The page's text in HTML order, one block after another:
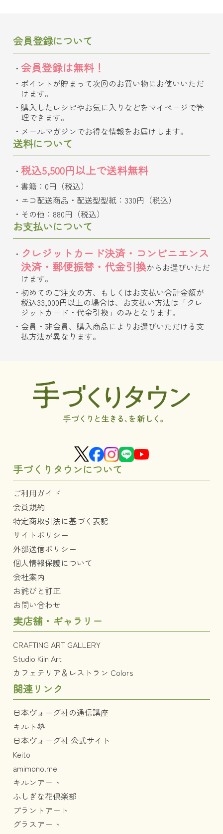
会員登録について
会員登録は無料！
ポイントが貯まって次回のお買い物にお使いいただ
けます。
購入したレシピやお気に入りなどをマイページで管
理できます。
メールマガジンでお得な情報をお届けします。
送料について
税込5,500円以上で送料無料
書籍：0円（税込）
エコ配送商品・配送型型紙：330円（税込）
その他：880円（税込）
お支払いについて
クレジットカード決済・コンビニエンス
決済・郵便振替・代金引換からお選びいただ
けます。
初めてのご注文の方、もしくはお支払い合計金額が
税込33,000円以上の場合は、お支払い方法は「クレ
ジットカード・代金引換」のみとなります。
会員・非会員、購入商品によりお選びいただける支
払方法が異なります。
手づくりタウンについて
ご利用ガイド
会員規約
特定商取引法に基づく表記
サイトポリシー
外部送信ポリシー
個人情報保護について
会社案内
お詫びと訂正
お問い合わせ
実店舗・ギャラリー
CRAFTING ART GALLERY
Studio Kiln Art
カフェテリア＆レストラン Colors
関連リンク
日本ヴォーグ社の通信講座
キルト塾
日本ヴォーグ社 公式サイト
Keito
amimono.me
キルンアート
ふしぎな花倶楽部
プラントアート
グラスアート